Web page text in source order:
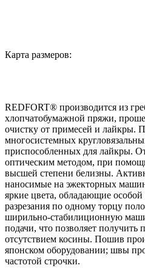
Карта размеров:
REDFORT® производится из
хлопчатобумажной пряжи,
очистку от примесей и лайкры.
многосистемных
приспособленных для лайкры.
оптическим методом, при
высшей степени белизны.
наносимые на эжекторных
яркие цвета, обладающие
разрезания по одному торцу
ширильно-стабилиционную
подачи, что позволяет получить
отсутствием косины. Пошив
японском оборудовании; швы
частотой строчки.